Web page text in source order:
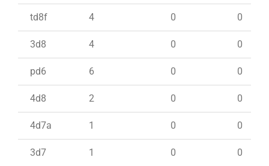
td8f 4 0 0
3d8 4 0 0
pd6 6 0 0
4d8 2 0 0
4d7a 1 0 0
3d7 1 0 0